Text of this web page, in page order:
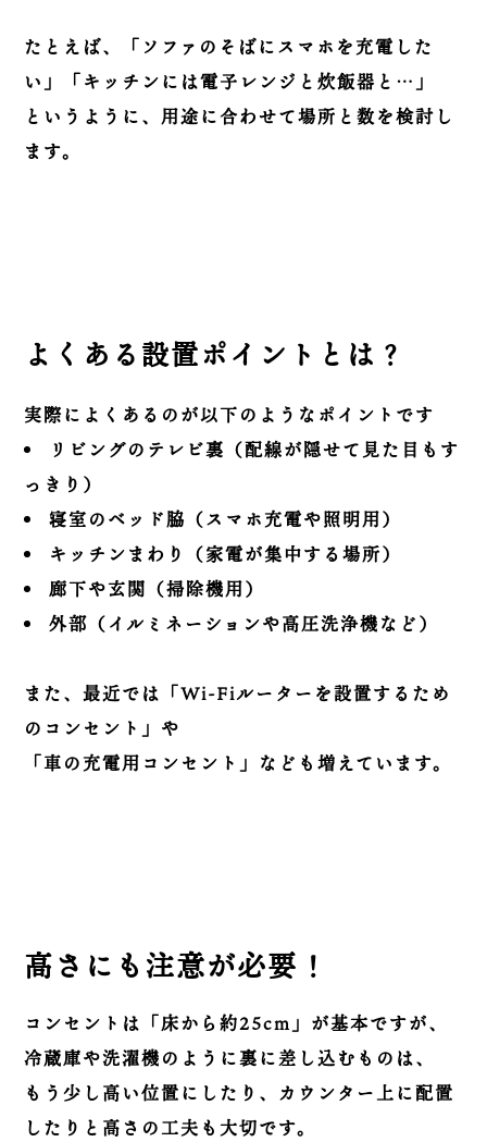
たとえば、「ソファのそばにスマホを充電した
い」「キッチンには電子レンジと炊飯器と…」
というように、用途に合わせて場所と数を検討し
ます。
よくある設置ポイントとは？
実際によくあるのが以下のようなポイントです
リビングのテレビ裏（配線が隠せて見た目もす
っきり）
寝室のベッド脇（スマホ充電や照明用）
キッチンまわり（家電が集中する場所）
廊下や玄関（掃除機用）
外部（イルミネーションや高圧洗浄機など）
また、最近では「Wi-Fiルーターを設置するため
のコンセント」や
「車の充電用コンセント」なども増えています。
高さにも注意が必要！
コンセントは「床から約25cm」が基本ですが、
冷蔵庫や洗濯機のように裏に差し込むものは、
もう少し高い位置にしたり、カウンター上に配置
したりと高さの工夫も大切です。